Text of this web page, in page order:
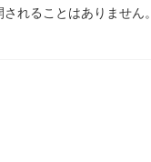
れることはありません。